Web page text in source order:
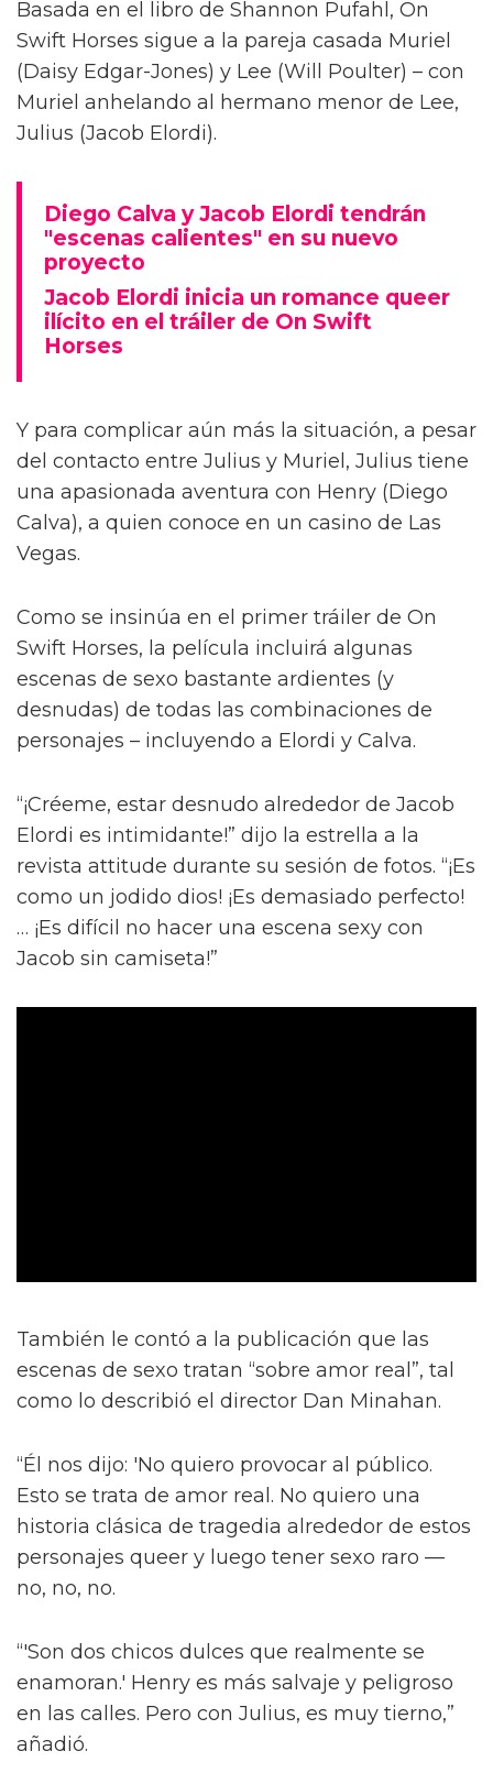
Basada en el libro de Shannon Pufahl, On
Swift Horses sigue a la pareja casada Muriel
(Daisy Edgar-Jones) y Lee (Will Poulter) – con
Muriel anhelando al hermano menor de Lee,
Julius (Jacob Elordi).
Diego Calva y Jacob Elordi tendrán
"escenas calientes" en su nuevo
proyecto
Jacob Elordi inicia un romance queer
ilícito en el tráiler de On Swift
Horses
Y para complicar aún más la situación, a pesar
del contacto entre Julius y Muriel, Julius tiene
una apasionada aventura con Henry (Diego
Calva), a quien conoce en un casino de Las
Vegas.
Como se insinúa en el primer tráiler de On
Swift Horses, la película incluirá algunas
escenas de sexo bastante ardientes (y
desnudas) de todas las combinaciones de
personajes – incluyendo a Elordi y Calva.
“¡Créeme, estar desnudo alrededor de Jacob
Elordi es intimidante!” dijo la estrella a la
revista attitude durante su sesión de fotos. “¡Es
como un jodido dios! ¡Es demasiado perfecto!
… ¡Es difícil no hacer una escena sexy con
Jacob sin camiseta!”
También le contó a la publicación que las
escenas de sexo tratan “sobre amor real”, tal
como lo describió el director Dan Minahan.
“Él nos dijo: 'No quiero provocar al público.
Esto se trata de amor real. No quiero una
historia clásica de tragedia alrededor de estos
personajes queer y luego tener sexo raro —
no, no, no.
“'Son dos chicos dulces que realmente se
enamoran.' Henry es más salvaje y peligroso
en las calles. Pero con Julius, es muy tierno,”
añadió.